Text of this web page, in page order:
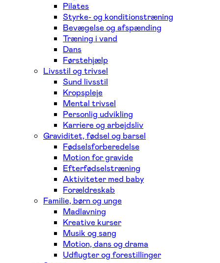
Pilates
Styrke- og konditionstræning
Bevægelse og afspænding
Træning i vand
Dans
Førstehjælp
Livsstil og trivsel
Sund livsstil
Kropspleje
Mental trivsel
Personlig udvikling
Karriere og arbejdsliv
Graviditet, fødsel og barsel
Fødselsforberedelse
Motion for gravide
Efterfødselstræning
Aktiviteter med baby
Forældreskab
Familie, børn og unge
Madlavning
Kreative kurser
Musik og sang
Motion, dans og drama
Udflugter og forestillinger